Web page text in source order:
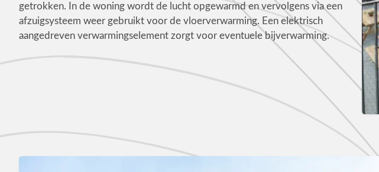
getrokken. In de woning wordt de lucht opgewarmd en vervolgens via een
afzuigsysteem weer gebruikt voor de vloerverwarming. Een elektrisch
aangedreven verwarmingselement zorgt voor eventuele bijverwarming.